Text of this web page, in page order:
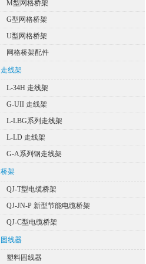
M型网格桥架
G型网格桥架
U型网格桥架
网格桥架配件
走线架
L-34H 走线架
G-UII 走线架
L-LBG系列走线架
L-LD 走线架
G-A系列钢走线架
桥架
QJ-T型电缆桥架
QJ-JN-P 新型节能电缆桥架
QJ-C型电缆桥架
固线器
塑料固线器